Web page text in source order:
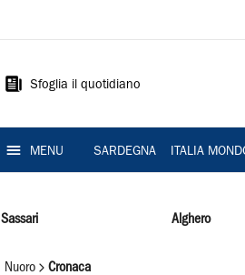
Sardegna
Sfoglia il quotidiano
MENU SARDEGNA ITALIA
Sassari Alghero
Nuoro Cronaca